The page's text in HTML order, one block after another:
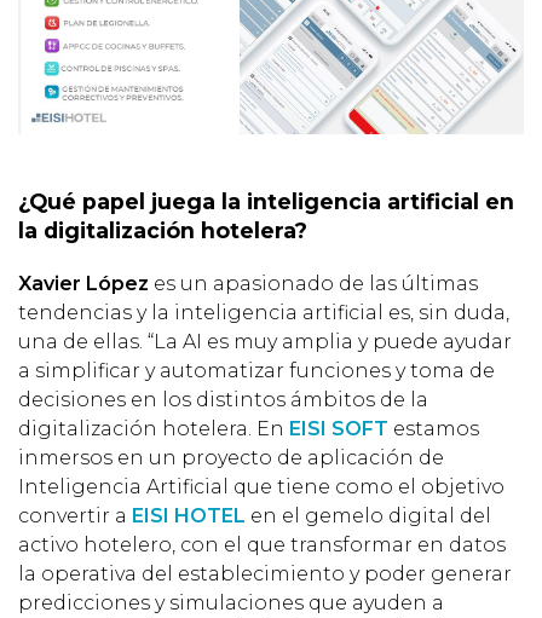
¿Qué papel juega la inteligencia artificial en
la digitalización hotelera?
Xavier López es un apasionado de las últimas
tendencias y la inteligencia artificial es, sin duda,
una de ellas. “La AI es muy amplia y puede ayudar
a simplificar y automatizar funciones y toma de
decisiones en los distintos ámbitos de la
digitalización hotelera. En EISI SOFT estamos
inmersos en un proyecto de aplicación de
Inteligencia Artificial que tiene como el objetivo
convertir a EISI HOTEL en el gemelo digital del
activo hotelero, con el que transformar en datos
la operativa del establecimiento y poder generar
predicciones y simulaciones que ayuden a